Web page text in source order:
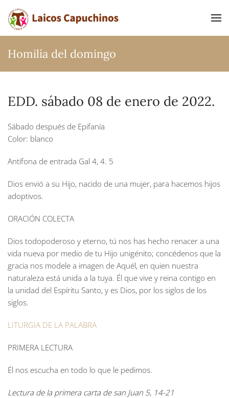
Ir al contenido principal
Homilía del domingo
EDD. sábado 08 de enero de 2022.
Sábado después de Epifanía
Color: blanco
Antífona de entrada Gal 4, 4. 5
Dios envió a su Hijo, nacido de una mujer, para hacemos hijos
adoptivos.
ORACIÓN COLECTA
Dios todopoderoso y eterno, tú nos has hecho renacer a una
vida nueva por medio de tu Hijo unigénito; concédenos que la
gracia nos modele a imagen de Aquél, en quien nuestra
naturaleza está unida a la tuya. Él que vive y reina contigo en
la unidad del Espíritu Santo, y es Dios, por los siglos de los
siglos.
LITURGIA DE LA PALABRA
PRIMERA LECTURA
Él nos escucha en todo lo que le pedimos.
Lectura de la primera carta de san Juan 5, 14-21